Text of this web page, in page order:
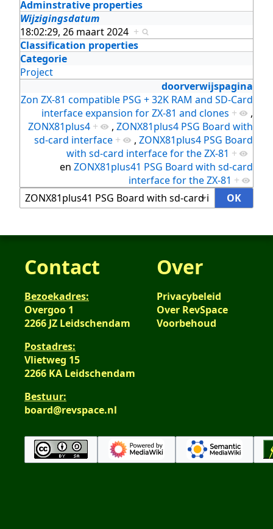
Adminstrative properties
Wijzigingsdatum
18:02:29, 26 maart 2024 +
Classification properties
Categorie
Project
doorverwijspagina
Zon ZX-81 compatible PSG + 32K RAM and SD-Card
interface expansion for ZX-81 and clones +
,
ZONX81plus4 + , ZONX81plus4 PSG Board with
sd-card interface + , ZONX81plus4 PSG Board
with sd-card interface for the ZX-81 +
en ZONX81plus41 PSG Board with sd-card
interface for the ZX-81 +
Contact
Bezoekadres:
Overgoo 1
2266 JZ Leidschendam
Postadres:
Vlietweg 15
2266 KA Leidschendam
Bestuur:
board@revspace.nl
Over
Privacybeleid
Over RevSpace
Voorbehoud